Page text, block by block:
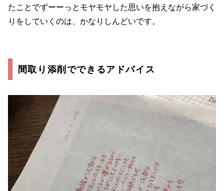
たことでずーーっとモヤモヤした思いを抱えながら家づく
りをしていくのは、かなりしんどいです。
間取り添削でできるアドバイス